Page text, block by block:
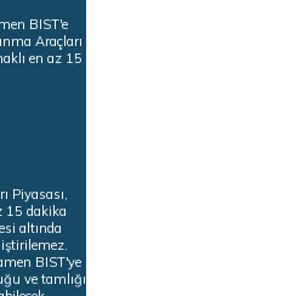
BIST'e
Araçları
en az 15
Piyasası,
15 dakika
altında
BIST'ye
ve tamlığı